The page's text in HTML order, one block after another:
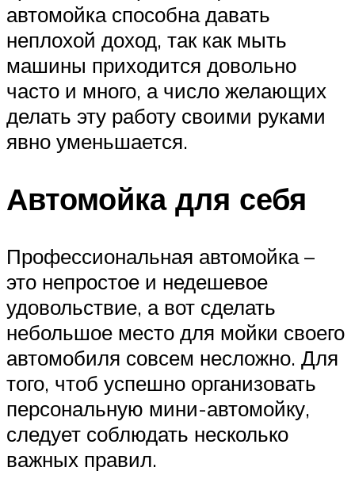
автомойка способна давать
неплохой доход, так как мыть
машины приходится довольно
часто и много, а число желающих
делать эту работу своими руками
явно уменьшается.
Автомойка для себя
Профессиональная автомойка –
это непростое и недешевое
удовольствие, а вот сделать
небольшое место для мойки своего
автомобиля совсем несложно. Для
того, чтоб успешно организовать
персональную мини-автомойку,
следует соблюдать несколько
важных правил.